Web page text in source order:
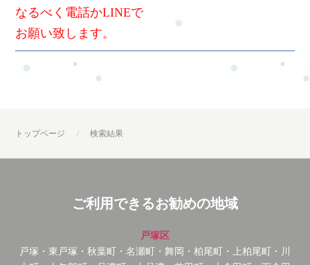
なるべく電話かLINEで
お願い致します。
トップページ 検索結果
ご利用できるお勧めの地域
戸塚区
戸塚・東戸塚・秋葉町・名瀬町・舞岡・柏尾町・上柏尾町・川